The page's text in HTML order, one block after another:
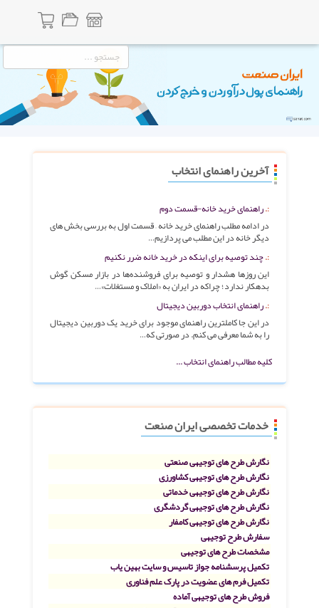
آخرین راهنمای انتخاب
راهنمای خرید خانه-قسمت دوم
در ادامه مطلب راهنمای خرید خانه – قسمت اول به بررسی بخش های
دیگر خانه در این مطلب می پردازیم…
چند توصیه برای اینکه در خرید خانه ضرر نکنیم
این روزها هشدار و توصیه برای فروشنده‌ها در بازار مسکن گوش
بدهکار ندارد؛ چراکه در ایران به «املاک و مستغلات»…
راهنمای انتخاب دوربین دیجیتال
در این جا کاملترین راهنمای موجود برای خرید یک دوربین دیجیتال
را به شما معرفی می کنم. در صورتی که…
کلیه مطالب راهنمای انتخاب ...
خدمات تخصصی ایران صنعت
نگارش طرح های توجیهی صنعتی
نگارش طرح های توجیهی کشاورزی
نگارش طرح های توجیهی خدماتی
نگارش طرح های توجیهی گردشگری
نگارش طرح های توجیهی کامفار
سفارش طرح توجیهی
مشخصات طرح های توجیهی
تکمیل پرسشنامه جواز تاسیس و سایت بهین یاب
تکمیل فرم های عضویت در پارک علم فناوری
فروش طرح های توجیهی آماده